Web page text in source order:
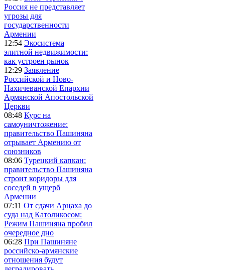
Россия не представляет
угрозы для
государственности
Армении
12:54 Экосистема
элитной недвижимости:
как устроен рынок
12:29 Заявление
Российской и Ново-
Нахичеванской Епархии
Армянской Апостольской
Церкви
08:48 Курс на
самоуничтожение:
правительство Пашиняна
отрывает Армению от
союзников
08:06 Турецкий капкан:
правительство Пашиняна
строит коридоры для
соседей в ущерб
Армении
07:11 От сдачи Арцаха до
суда над Католикосом:
Режим Пашиняна пробил
очередное дно
06:28 При Пашиняне
российско-армянские
отношения будут